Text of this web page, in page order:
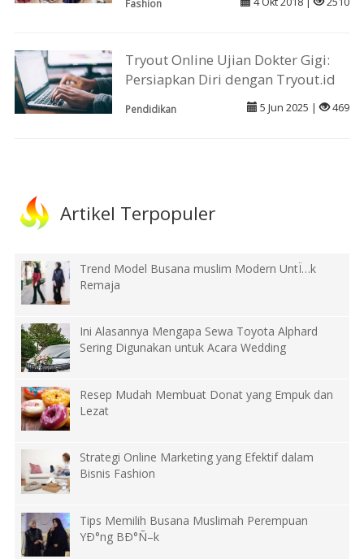
Fashion
Tryout Online Ujian Dokter Gigi:
Persiapkan Diri dengan Tryout.id
Pendidikan 5 Jun 2025 | 469
Artikel Terpopuler
Trend Model Busana muslim Modern UntÏ…k
Remaja
Ini Alasannya Mengapa Sewa Toyota Alphard
Sering Digunakan untuk Acara Wedding
Resep Mudah Membuat Donat yang Empuk dan
Lezat
Strategi Online Marketing yang Efektif dalam
Bisnis Fashion
Tips Memilih Busana Muslimah Perempuan
YÐ°ng BÐ°Ñ–k